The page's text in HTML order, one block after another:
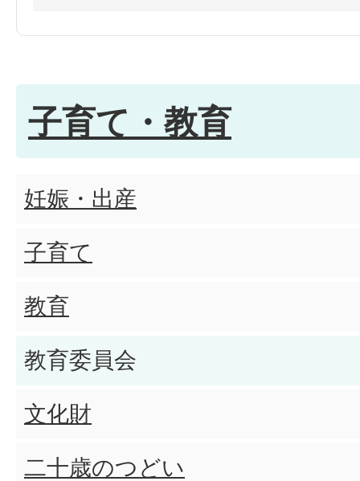
幼稚園・保育所・こども園に
健全育成・青少年について
子育て・教育
妊娠・出産
子育て
教育
教育委員会
文化財
二十歳のつどい